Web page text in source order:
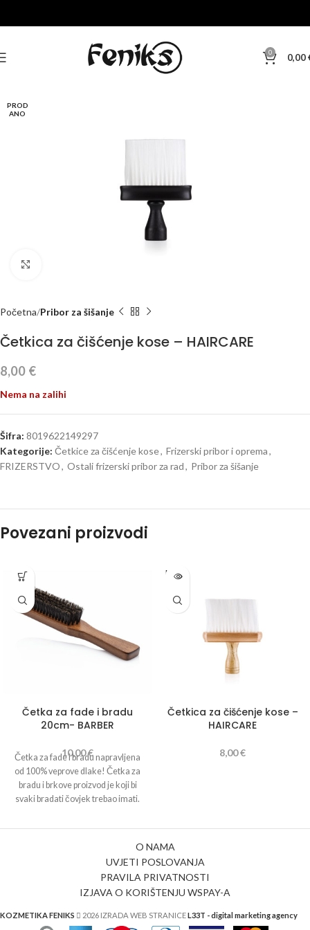
0 0,00
PROD
ANO
Početna Pribor za šišanje
Četkica za čišćenje kose – HAIRCARE
8,00 €
Nema na zalihi
Šifra: 8019622149297
Kategorije: Četkice za čišćenje kose, Frizerski pribor i oprema,
FRIZERSTVO, Ostali frizerski pribor za rad, Pribor za šišanje
Povezani proizvodi
Četka za fade i bradu
20cm- BARBER
10,00€
Četka za fade i bradu napravljena
od 100% veprove dlake! Četka za
bradu i brkove proizvod je koji bi
svaki bradati čovjek trebao imati.
češljanje brade i davanje savršenog
Učinkovita Brada njega i styling
disciplina nestašne dlake Na licu
nježna
PROD
ANO
Četkica za čišćenje kose –
HAIRCARE
8,00€
O NAMA
UVJETI POSLOVANJA
PRAVILA PRIVATNOSTI
IZJAVA O KORIŠTENJU WSPAY-A
KOZMETIKA FENIKS 2026 IZRADA WEB STRANICEL33T - digital marketing agency